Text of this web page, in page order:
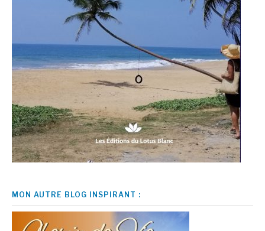
MON AUTRE BLOG INSPIRANT :